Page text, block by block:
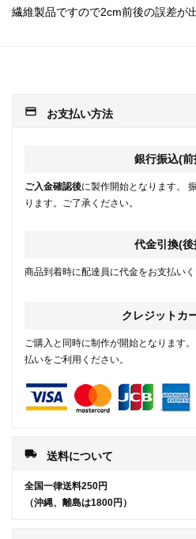
繊維製品ですので2cm前後の誤差が
payment お支払い方法
銀行振込(前
ご入金確認後に製作開始となります。
ります。ご了承ください。
代金引換(後
商品到着時に配達員に代金をお支払い
クレジットカ
ご購入と同時に制作が開始となります。
払いをご利用ください。
local_shipping 送料について
全国一律送料250円
（沖縄、離島は1800円）